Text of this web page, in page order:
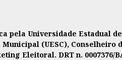
Universidade Estadual
(UESC), Conselheiro
Eleitoral. DRT n. 0007376/